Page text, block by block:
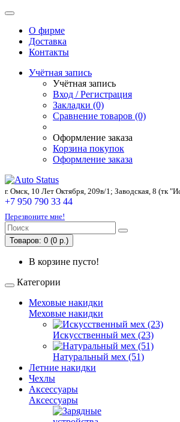
О фирме
Доставка
Контакты
Учётная запись
Учётная запись
Вход / Регистрация
Закладки (0)
Сравнение товаров (0)
Оформление заказа
Корзина покупок
Оформление заказа
г. Омск, 10 Лет Октября, 209в/1; Заводская, 8 (тк
+7 950 790 33 44
Перезвоните мне!
Товаров: 0 (0 р.)
В корзине пусто!
Категории
Меховые накидки
Меховые накидки
Искусственный мех (23)
Натуральный мех (51)
Летние накидки
Чехлы
Аксессуары
Аксессуары